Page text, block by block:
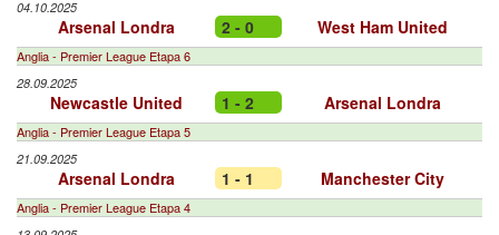
04.10.2025
Arsenal Londra 2 - 0 West Ham United
Anglia - Premier League Etapa 6
28.09.2025
Newcastle United 1 - 2 Arsenal Londra
Anglia - Premier League Etapa 5
21.09.2025
Arsenal Londra 1 - 1 Manchester City
Anglia - Premier League Etapa 4